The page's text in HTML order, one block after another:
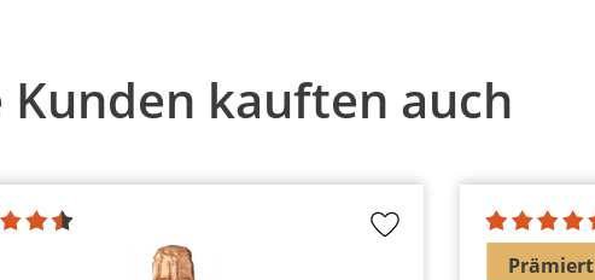
Kunden kauften auch
Prämiert